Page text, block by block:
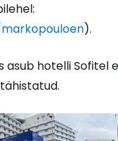
).
asub hotelli Sofitel